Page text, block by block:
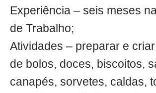
Experiência – seis meses
de Trabalho;
Atividades – preparar e
de bolos, doces, biscoitos,
canapés, sorvetes, caldas,